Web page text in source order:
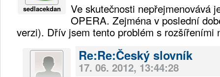
sedlacekdan
Ve skutečnosti nepřejmenovává
OPERA. Zejména v poslední
verzi). Dřív jsem tento problém s rozšířeními
Re:Re:Český slovník
17. 06. 2012, 13:44:28